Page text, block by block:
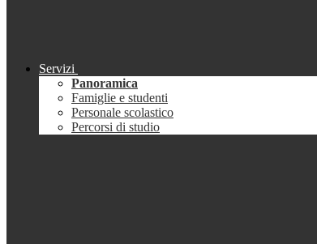
Servizi
Panoramica
Famiglie e studenti
Personale scolastico
Percorsi di studio